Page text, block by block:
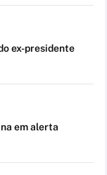
ex-presidente
em alerta